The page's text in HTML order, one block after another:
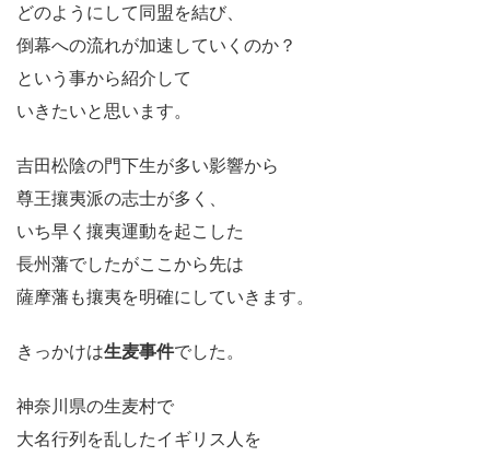
どのようにして同盟を結び、
倒幕への流れが加速していくのか？
という事から紹介して
いきたいと思います。
吉田松陰の門下生が多い影響から
尊王攘夷派の志士が多く、
いち早く攘夷運動を起こした
長州藩でしたがここから先は
薩摩藩も攘夷を明確にしていきます。
きっかけは生麦事件でした。
神奈川県の生麦村で
大名行列を乱したイギリス人を